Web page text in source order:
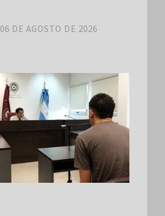
06 DE AGOSTO DE 2026